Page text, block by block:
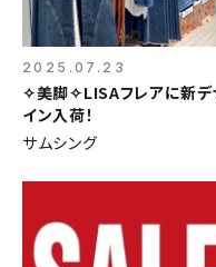
2025.07.23
✧美脚✧LISAフレアに新デ
イン入荷！
サムシング